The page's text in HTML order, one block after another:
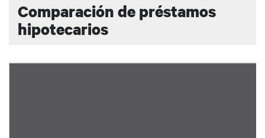
Comparación de préstamos
hipotecarios